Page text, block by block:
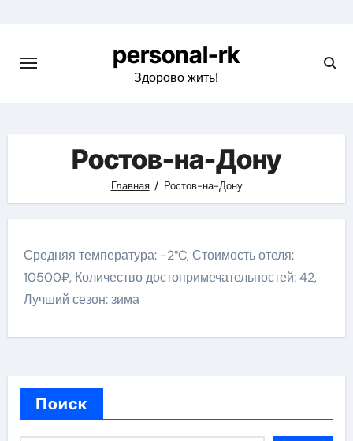
содержимому
personal-rk
Здорово жить!
Ростов-на-Дону
Главная Ростов-на-Дону
Средняя температура: -2°C, Стоимость отеля:
10500₽, Количество достопримечательностей: 42,
Лучший сезон: зима
Поиск